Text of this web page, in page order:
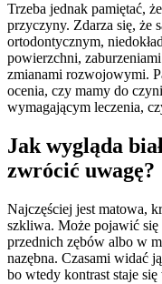
Trzeba jednak pamiętać,
przyczyny. Zdarza się, że
ortodontycznym,
powierzchni,
zmianami rozwojowymi.
ocenia, czy mamy do
wymagającym leczenia,
Jak wygląda
zwrócić uwagę?
Najczęściej jest matowa,
szkliwa. Może pojawić się
przednich zębów albo w
nazębna. Czasami widać
bo wtedy kontrast staje